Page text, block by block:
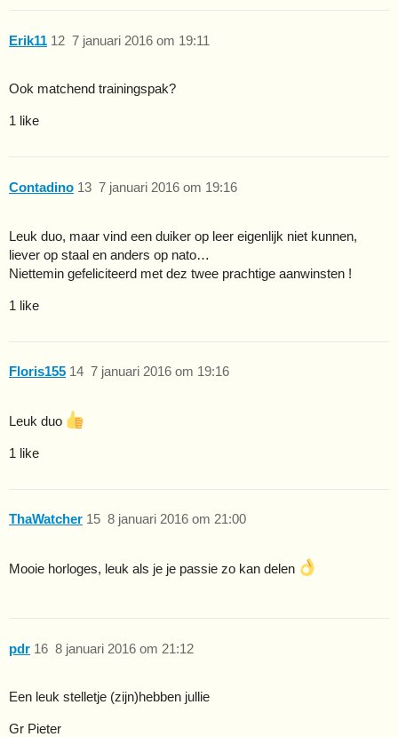
Erik11 7 januari 2016 om 19:11
12
Ook matchend trainingspak?
1 like
Contadino 7 januari 2016 om 19:16
13
Leuk duo, maar vind een duiker op leer eigenlijk niet kunnen,
liever op staal en anders op nato…
Niettemin gefeliciteerd met dez twee prachtige aanwinsten !
1 like
Floris155 7 januari 2016 om 19:16
14
Leuk duo
1 like
ThaWatcher 8 januari 2016 om 21:00
15
Mooie horloges, leuk als je je passie zo kan delen
pdr 8 januari 2016 om 21:12
16
Een leuk stelletje (zijn)hebben jullie
Gr Pieter